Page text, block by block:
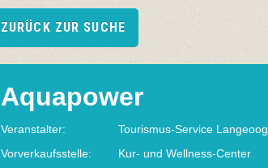
ZURÜCK ZUR SUCHE
Aquapower
Veranstalter: Tourismus-Service Langeoog
Vorverkaufsstelle:
Kur- und Wellness-Center